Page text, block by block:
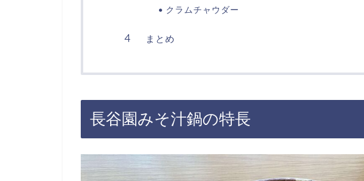
クラムチャウダー
まとめ
長谷園みそ汁鍋の特長